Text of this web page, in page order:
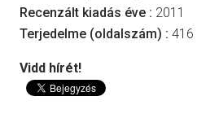
Recenzált kiadás éve : 2011
Terjedelme (oldalszám) : 416
Vidd hírét!